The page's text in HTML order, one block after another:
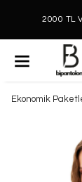
2000 TL
Ekonomik